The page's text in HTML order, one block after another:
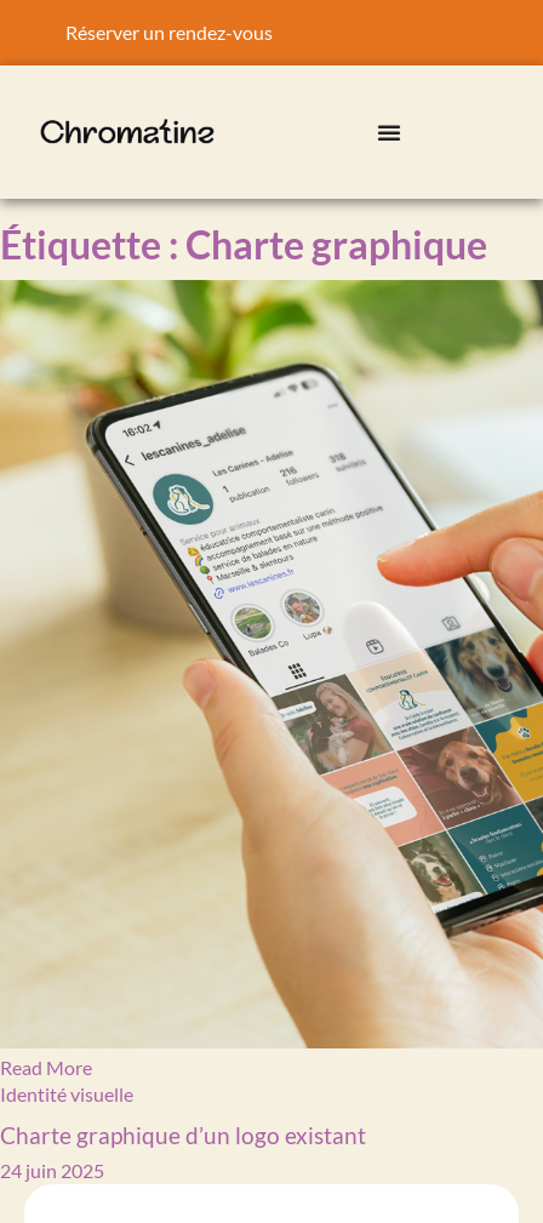
Réserver un rendez-vous
Étiquette : Charte graphique
Read More
Identité visuelle
Charte graphique d’un logo existant
24 juin 2025